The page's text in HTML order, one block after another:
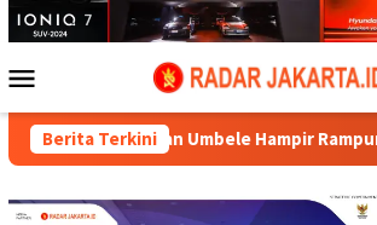
Loncat
ke
Mobile
Berita Terkini
Umbele Hampir Rampung Berkat